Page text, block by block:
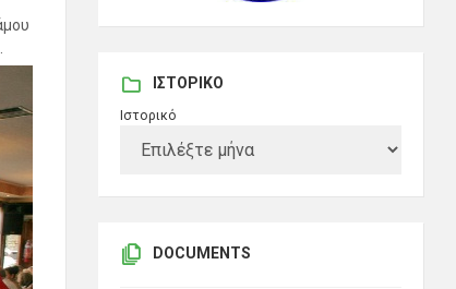
ΙΣΤΟΡΙΚΌ
Ιστορικό
DOCUMENTS